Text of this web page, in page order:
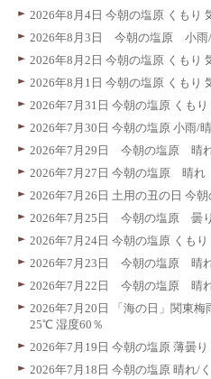
2026年8月4日 今朝の塩原 くもり
2026年8月3日 今朝の塩原 小
2026年8月2日 今朝の塩原 くもり
2026年8月1日 今朝の塩原 くもり
2026年7月31日 今朝の塩原 くも
2026年7月30日 今朝の塩原 小雨/
2026年7月29日 今朝の塩原
2026年7月27日 今朝の塩原 晴
2026年7月26日 土用の丑の日 今
2026年7月25日 今朝の塩原
2026年7月24日 今朝の塩原 くも
2026年7月23日 今朝の塩原
2026年7月22日 今朝の塩原
2026年7月20日 「海の日」関東
25℃ 湿度60％
2026年7月19日 今朝の塩原 薄曇
2026年7月18日 今朝の塩原 晴れ/